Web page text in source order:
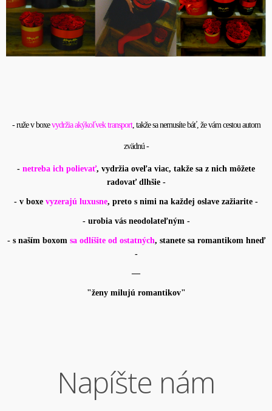
- ruže v boxevydržia akýkoľvek transport, takže sa nemusíte báť, že vám cestou autom
zvädnú -
- netreba ich polievať, vydržia oveľa viac, takže sa z nich môžete
radovať dlhšie -
- v boxe vyzerajú luxusne, preto s nimi na každej oslave zažiarite -
- urobia vás neodolateľným -
- s naším boxom sa odlíšite od ostatných, stanete sa romantikom hneď
-
—
"ženy milujú romantikov"
Napíšte nám